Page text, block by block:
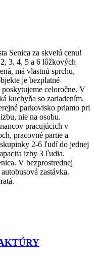
Senica za skvelú cenu!
3, 4, 5 a 6 lôžkových
má vlastnú sprchu,
je bezplatné
celoročne. V
kuchyňa so zariadením.
parkovisko priamo pri
nie na osobu.
pracujúcich v
pracovné partie a
skupinky 2-6 ľudí do jednej
izby 3 ľudia.
V bezprostrednej
zastávka.